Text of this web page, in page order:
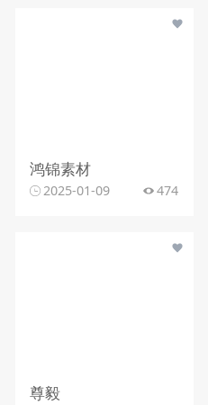
鸿锦素材
2025-01-09 474
尊毅